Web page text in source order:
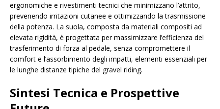
ergonomiche e rivestimenti tecnici che minimizzano l’attrito,
prevenendo irritazioni cutanee e ottimizzando la trasmissione
della potenza. La suola, composta da materiali compositi ad
elevata rigidità, è progettata per massimizzare l’efficienza del
trasferimento di forza al pedale, senza compromettere il
comfort e l’assorbimento degli impatti, elementi essenziali per
le lunghe distanze tipiche del gravel riding.
Sintesi Tecnica e Prospettive